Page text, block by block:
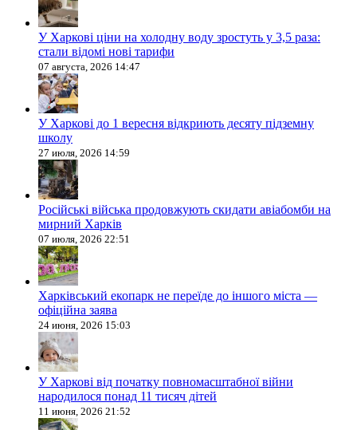
У Харкові ціни на холодну воду зростуть у 3,5 раза:
стали відомі нові тарифи
07 августа, 2026 14:47
У Харкові до 1 вересня відкриють десяту підземну
школу
27 июля, 2026 14:59
Російські війська продовжують скидати авіабомби на
мирний Харків
07 июля, 2026 22:51
Харківський екопарк не переїде до іншого міста —
офіційна заява
24 июня, 2026 15:03
У Харкові від початку повномасштабної війни
народилося понад 11 тисяч дітей
11 июня, 2026 21:52